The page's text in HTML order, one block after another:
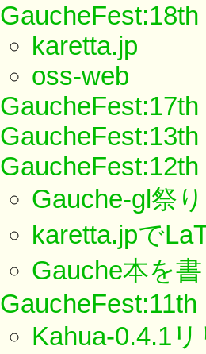
GaucheFest:18th
karetta.jp
oss-web
GaucheFest:17th
GaucheFest:13th
GaucheFest:12th
Gauche-gl祭り
karetta.jpで
Gauche本を
GaucheFest:11th
Kahua-0.4.1